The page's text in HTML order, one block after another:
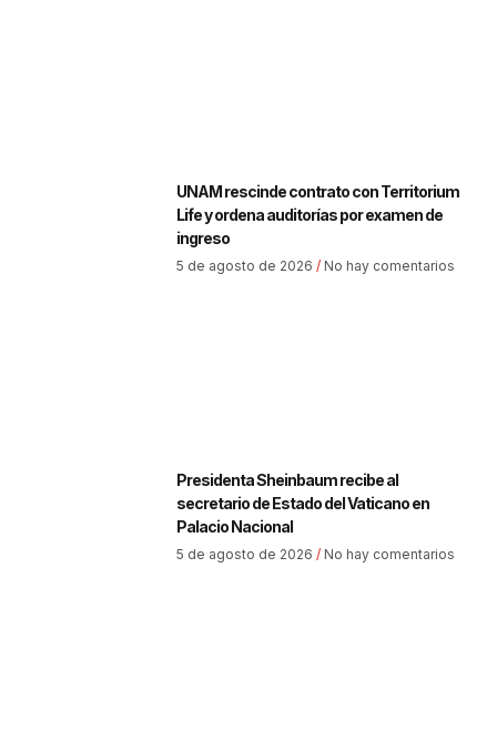
UNAM rescinde contrato con Territorium
Life y ordena auditorías por examen de
ingreso
5 de agosto de 2026 No hay comentarios
Presidenta Sheinbaum recibe al
secretario de Estado del Vaticano en
Palacio Nacional
5 de agosto de 2026 No hay comentarios